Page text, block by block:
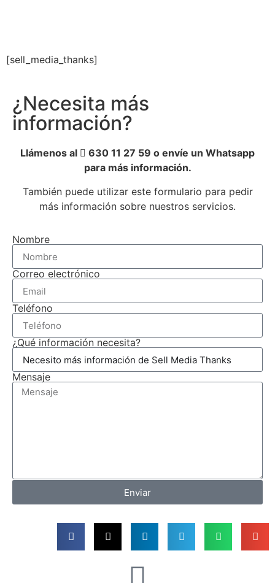
[sell_media_thanks]
¿Necesita más
información?
Llámenos al
630 11 27 59 o envíe un Whatsapp
para más información.
También puede utilizar este formulario para pedir
más información sobre nuestros servicios.
Nombre
Correo electrónico
Teléfono
¿Qué información necesita?
Mensaje
Enviar